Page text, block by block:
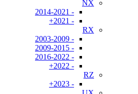
NX
- 2014-2021
- 2021+
RX
- 2003-2009
- 2009-2015
- 2016-2022
- 2022+
RZ
- 2023+